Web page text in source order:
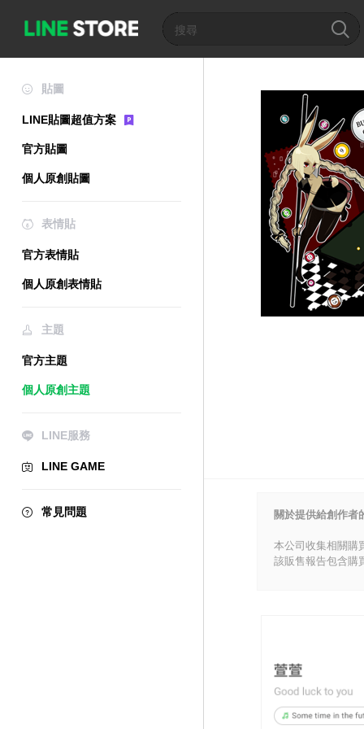
貼圖
LINE貼圖超值方案
官方貼圖
個人原創貼圖
表情貼
官方表情貼
個人原創表情貼
主題
官方主題
個人原創主題
LINE服務
LINE GAME
常見問題 關於提供給創作者
本公司收集相關購
該販售報告包含購